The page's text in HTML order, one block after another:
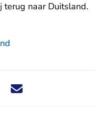
terug naar Duitsland.
dit nieuwsbericht via X -
Deel dit nieuwsbericht via
Deel dit nieuwsbericht
Deel dit